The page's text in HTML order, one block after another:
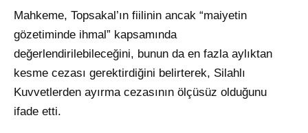
Mahkeme, Topsakal’ın fiilinin ancak “maiyetin
gözetiminde ihmal” kapsamında
değerlendirilebileceğini, bunun da en fazla aylıktan
kesme cezası gerektirdiğini belirterek, Silahlı
Kuvvetlerden ayırma cezasının ölçüsüz olduğunu
ifade etti.